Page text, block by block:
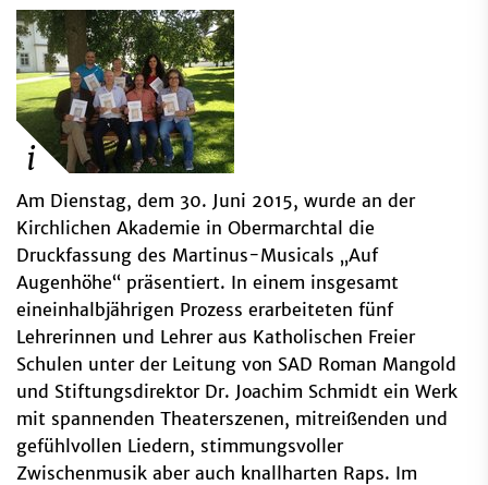
Am Dienstag, dem 30. Juni 2015, wurde an der
Kirchlichen Akademie in Obermarchtal die
Druckfassung des Martinus-Musicals „Auf
Augenhöhe“ präsentiert. In einem insgesamt
eineinhalbjährigen Prozess erarbeiteten fünf
Lehrerinnen und Lehrer aus Katholischen Freier
Schulen unter der Leitung von SAD Roman Mangold
und Stiftungsdirektor Dr. Joachim Schmidt ein Werk
mit spannenden Theaterszenen, mitreißenden und
gefühlvollen Liedern, stimmungsvoller
Zwischenmusik aber auch knallharten Raps. Im